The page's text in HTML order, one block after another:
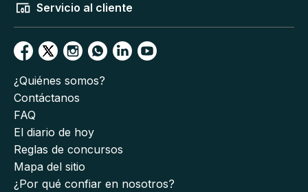
Servicio al cliente
¿Quiénes somos?
Contáctanos
FAQ
El diario de hoy
Reglas de concursos
Mapa del sitio
¿Por qué confiar en nosotros?